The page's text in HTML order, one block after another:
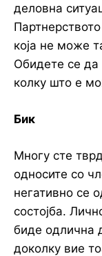
деловна
која не може
Обидете се да
колку што е
Бик
Многу сте
односите со
негативно се
состојба.
биде одлична
доколку вие